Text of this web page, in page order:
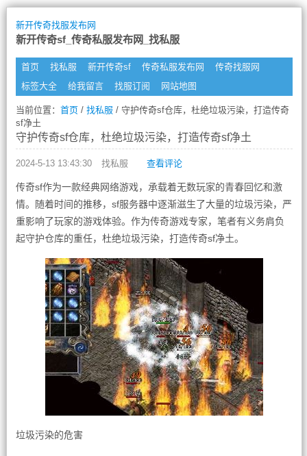
新开传奇找服发布网
新开传奇sf_传奇私服发布网_找私服
首页 找私服 新开传奇sf 传奇私服发布网
传奇找服网
标签大全
给我留言 找服订阅 网站地图
当前位置： 首页/ 找私服 / 守护传奇sf仓库，杜绝垃圾污染，打造传奇
sf净土
守护传奇sf仓库，杜绝垃圾污染，打造传奇sf净土
2024-5-13 13:43:30 找私服 查看评论
传奇sf作为一款经典网络游戏，承载着无数玩家的青春回忆和激
情。随着时间的推移，sf服务器中逐渐滋生了大量的垃圾污染，严
重影响了玩家的游戏体验。作为传奇游戏专家，笔者有义务肩负
起守护仓库的重任，杜绝垃圾污染，打造传奇sf净土。
垃圾污染的危害